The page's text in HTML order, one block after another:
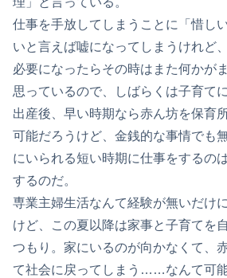
仕事を手放してしまうことに「惜し
いと言えば嘘になってしまうけれど
必要になったらその時はまた何かが
思っているので、しばらくは子育て
出産後、早い時期なら赤ん坊を保育
可能だろうけど、金銭的な事情でも
にいられる短い時期に仕事をするの
するのだ。
専業主婦生活なんて経験が無いだけ
けど、この夏以降は家事と子育てを
つもり。家にいるのが向かなくて、
て社会に戻ってしまう……なんて可